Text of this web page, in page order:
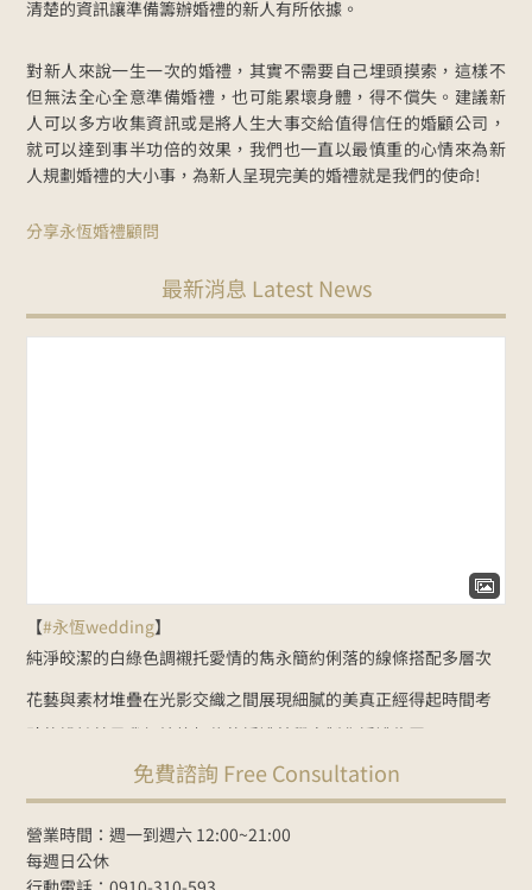
清楚的資訊讓準備籌辦婚禮的新人有所依據。
對新人來說一生一次的婚禮，其實不需要自己埋頭摸索，這樣不
但無法全心全意準備婚禮，也可能累壞身體，得不償失。建議新
人可以多方收集資訊或是將人生大事交給值得信任的婚顧公司，
就可以達到事半功倍的效果，我們也一直以最慎重的心情來為新
人規劃婚禮的大小事，為新人呈現完美的婚禮就是我們的使命!
分享永恆婚禮顧問
最新消息 Latest News
【#永恆wedding】
純淨皎潔的白綠色調襯托愛情的雋永簡約俐落的線條搭配多層次
花藝與素材堆疊在光影交織之間展現細膩的美真正經得起時間考
驗的設計 就是我們始終相信的婚禮美學 客製化婚禮佈置：
Line諮詢 goo.gl/zbYK49新人預約官網
紀錄 #婚禮樂團
免費諮詢 Free Consultation
營業時間：週一到週六 12:00~21:00
每週日公休